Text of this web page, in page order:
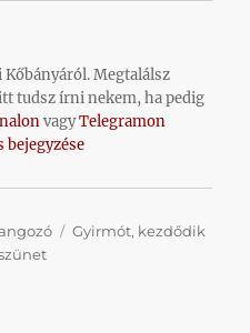
Megtalálsz
tudsz írni nekem, ha pedig
vagyTelegramon
bejegyzése
Címke
Gyirmót, kezdődik